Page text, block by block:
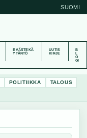
SUOMI
EVÄSTEKÄ
YTÄNTÖ
UUTIS
KIRJE
B
O
GI
POLITIIKKA
TALOUS